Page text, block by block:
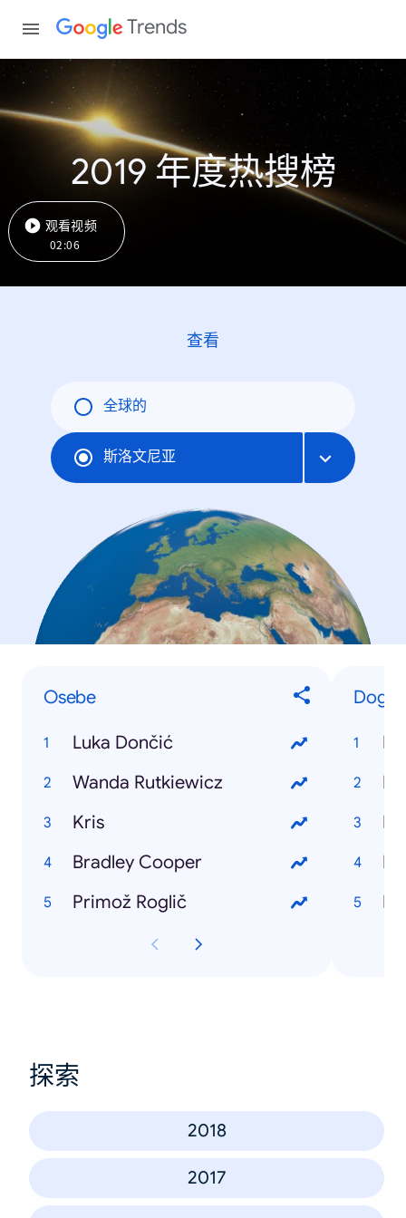
Trends
2019 年度热搜榜
观看视频
02:06
查看
全球的
斯洛文尼亚
Osebe
Luka Dončić
Wanda Rutkiewicz
Kris
Bradley Cooper
Primož Roglič
探索
2018
2017